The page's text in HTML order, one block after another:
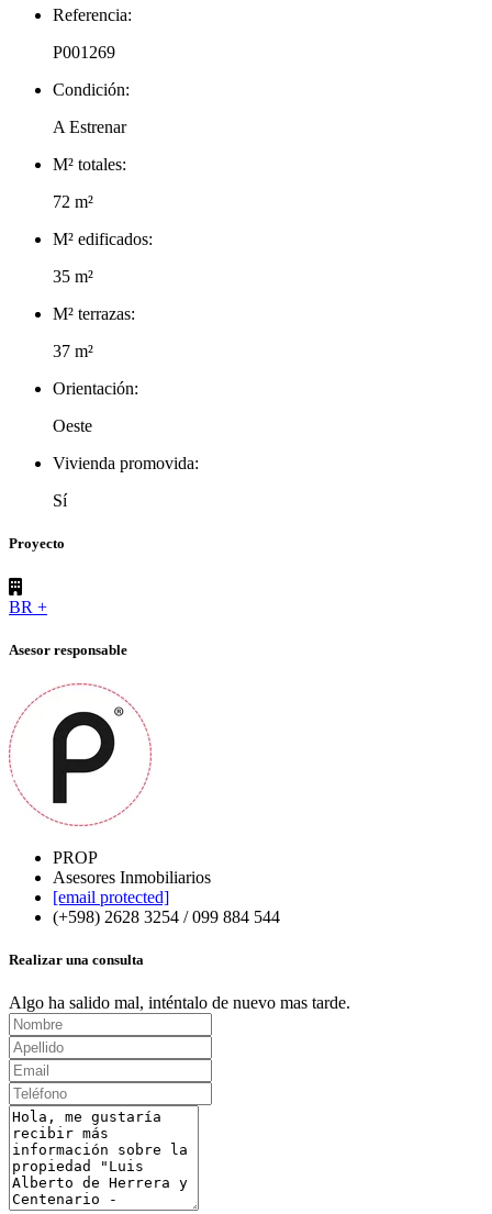
Referencia:
P001269
Condición:
A Estrenar
M² totales:
72 m²
M² edificados:
35 m²
M² terrazas:
37 m²
Orientación:
Oeste
Vivienda promovida:
Sí
Proyecto
BR +
Asesor responsable
PROP
Asesores Inmobiliarios
[email protected]
(+598) 2628 3254 / 099 884 544
Realizar una consulta
Algo ha salido mal, inténtalo de nuevo mas tarde.